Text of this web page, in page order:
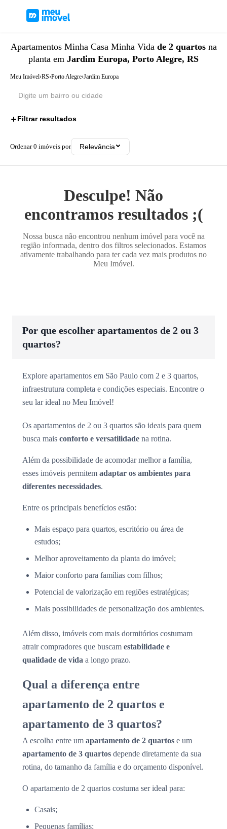
Apartamentos Minha Casa Minha Vida de 2 quartosna
planta em Jardim Europa, Porto Alegre, RS
Meu Imóvel›RS›Porto Alegre›Jardim Europa
Filtrar resultados
Ordenar0 imóveis por Relevância
Desculpe! Não
encontramos resultados ;(
Nossa busca não encontrou nenhum imóvel para você na
região informada, dentro dos filtros selecionados. Estamos
ativamente trabalhando para ter cada vez mais produtos no
Meu Imóvel.
Por que escolher apartamentos de 2 ou 3
quartos?
Explore apartamentos em São Paulo com 2 e 3 quartos,
infraestrutura completa e condições especiais. Encontre o
seu lar ideal no Meu Imóvel!
Os apartamentos de 2 ou 3 quartos são ideais para quem
busca mais conforto e versatilidade na rotina.
Além da possibilidade de acomodar melhor a família,
esses imóveis permitem adaptar os ambientes para
diferentes necessidades.
Entre os principais benefícios estão:
Mais espaço para quartos, escritório ou área de
estudos;
Melhor aproveitamento da planta do imóvel;
Maior conforto para famílias com filhos;
Potencial de valorização em regiões estratégicas;
Mais possibilidades de personalização dos ambientes.
Além disso, imóveis com mais dormitórios costumam
atrair compradores que buscam estabilidade e
qualidade de vida a longo prazo.
Qual a diferença entre
apartamento de 2 quartos e
apartamento de 3 quartos?
A escolha entre um apartamento de 2 quartos e um
apartamento de 3 quartos depende diretamente da sua
rotina, do tamanho da família e do orçamento disponível.
O apartamento de 2 quartos costuma ser ideal para:
Casais;
Pequenas famílias;